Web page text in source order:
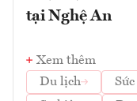
tại Nghệ An
Xem thêm
Du lịch